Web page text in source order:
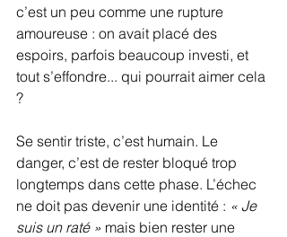
c’est un peu comme une rupture
amoureuse : on avait placé des
espoirs, parfois beaucoup investi, et
tout s’effondre... qui pourrait aimer cela
?
Se sentir triste, c’est humain. Le
danger, c’est de rester bloqué trop
longtemps dans cette phase. L’échec
ne doit pas devenir une identité : « Je
suis un raté » mais bien rester une